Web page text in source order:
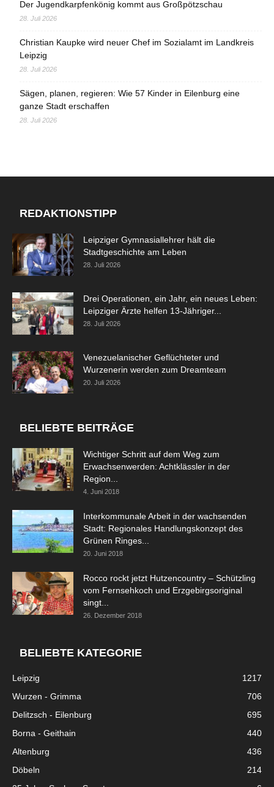
Der Jugendkarpfenkönig kommt aus Großpötzschau
28. Juli 2026
Christian Kaupke wird neuer Chef im Sozialamt im Landkreis
Leipzig
28. Juli 2026
Sägen, planen, regieren: Wie 57 Kinder in Eilenburg eine
ganze Stadt erschaffen
28. Juli 2026
REDAKTIONSTIPP
Leipziger Gymnasiallehrer hält die
Stadtgeschichte am Leben
28. Juli 2026
Drei Operationen, ein Jahr, ein neues Leben:
Leipziger Ärzte helfen 13-Jähriger...
28. Juli 2026
Venezuelanischer Geflüchteter und
Wurzenerin werden zum Dreamteam
20. Juli 2026
BELIEBTE BEITRÄGE
Wichtiger Schritt auf dem Weg zum
Erwachsenwerden: Achtklässler in der
Region...
4. Juni 2018
Interkommunale Arbeit in der wachsenden
Stadt: Regionales Handlungskonzept des
Grünen Ringes...
20. Juni 2018
Rocco rockt jetzt Hutzencountry – Schützling
vom Fernsehkoch und Erzgebirgsoriginal
singt...
26. Dezember 2018
BELIEBTE KATEGORIE
Leipzig
1217
Wurzen - Grimma
706
Delitzsch - Eilenburg
695
Borna - Geithain
440
Altenburg
436
Döbeln
214